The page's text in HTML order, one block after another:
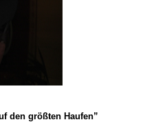
den größten Haufen”